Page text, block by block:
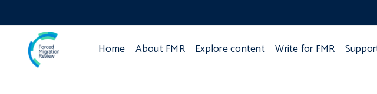
Home About FMR Explore content Write for FMR